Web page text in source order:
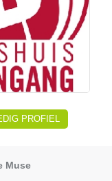
PROFIEL
Muse